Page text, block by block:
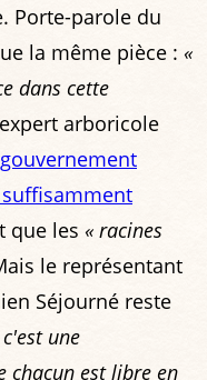
Porte-parole du
la même pièce : «
dans cette
arboricole
suffisamment
que les « racines
le représentant
Séjourné reste
une
est libre en